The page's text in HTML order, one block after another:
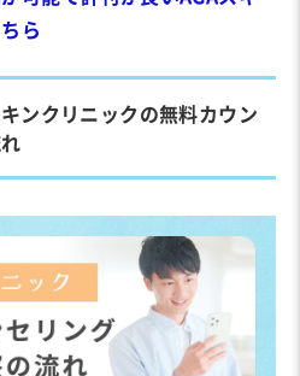
ら
ンクリニックの無料カウン